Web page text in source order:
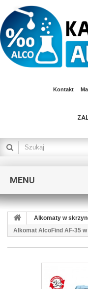
Kontakt
MENU
Alkomaty w
Alkomat AlcoFind AF-35